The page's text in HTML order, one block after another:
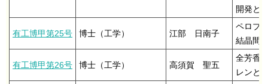
開発と
有工博甲第25号 博士（工学） 江部 日南子
ペロブ
結晶間
有工博甲第26号 博士（工学） 高須賀 聖五
全芳香
レンと